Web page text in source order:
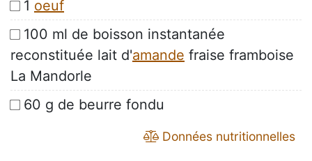
1 oeuf
100 ml de boisson instantanée
reconstituée lait d'amande fraise framboise
La Mandorle
60 g de beurre fondu
Données nutritionnelles